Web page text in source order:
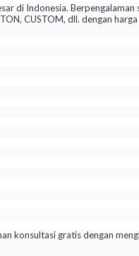
di Indonesia.
CUSTOM, dll. dengan
konsultasi gratis dengan